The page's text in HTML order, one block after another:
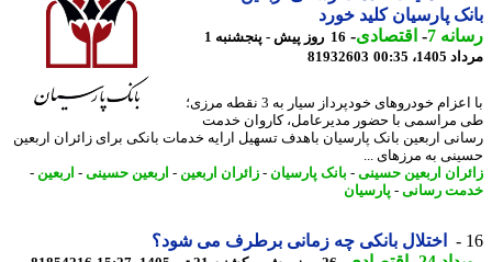
پارسیان کلید خورد
7
-اقتصادی-
16 روز پیش - پنجشنبه 1
00:35
81932603
​با اعزام خودروهای خودپرداز سیار به 3 نقطه مرزی؛
با حضور مدیرعامل، کاروان خدمت
اربعین بانک پارسیان باهدف تسهیل ارایه خدمات بانکی برای زائران اربعین
به مرزهای ...
اربعین حسینی-بانک پارسیان-زائران اربعین -اربعین حسینی-اربعین -
رسانی-پارسیان
اختلال بانکی چه زمانی برطرف می شود؟